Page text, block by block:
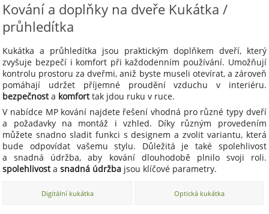
Kování a doplňky na dveře Kukátka /
průhledítka
Kukátka a průhledítka jsou praktickým doplňkem dveří, který
zvyšuje bezpečí i komfort při každodenním používání. Umožňují
kontrolu prostoru za dveřmi, aniž byste museli otevírat, a zároveň
pomáhají udržet příjemné proudění vzduchu v interiéru.
bezpečnosta komforttak jdou ruku v ruce.
V nabídce MP kování najdete řešení vhodná pro různé typy dveří
a požadavky na montáž i vzhled. Díky různým provedením
můžete snadno sladit funkci s designem a zvolit variantu, která
bude odpovídat vašemu stylu. Důležitá je také spolehlivost
a snadná údržba, aby kování dlouhodobě plnilo svoji roli.
spolehlivostasnadná údržba jsou klíčové parametry.
Digitální kukátka Optická kukátka